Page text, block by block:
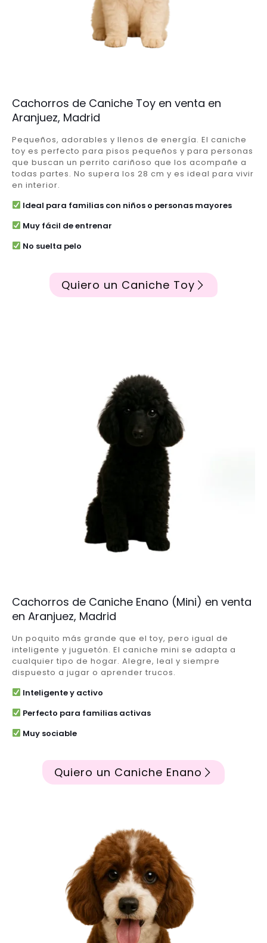
Cachorros de Caniche Toy en venta en
Aranjuez, Madrid
Pequeños, adorables y llenos de energía. El caniche
toy es perfecto para pisos pequeños y para personas
que buscan un perrito cariñoso que los acompañe a
todas partes. No supera los 28 cm y es ideal para vivir
en interior.
Ideal para familias con niños o personas mayores
Muy fácil de entrenar
No suelta pelo
Quiero un Caniche Toy
Cachorros de Caniche Enano (Mini) en venta
en Aranjuez, Madrid
Un poquito más grande que el toy, pero igual de
inteligente y juguetón. El caniche mini se adapta a
cualquier tipo de hogar. Alegre, leal y siempre
dispuesto a jugar o aprender trucos.
Inteligente y activo
Perfecto para familias activas
Muy sociable
Quiero un Caniche Enano